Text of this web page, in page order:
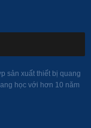
sản xuất thiết bị quang
học với hơn 10 năm